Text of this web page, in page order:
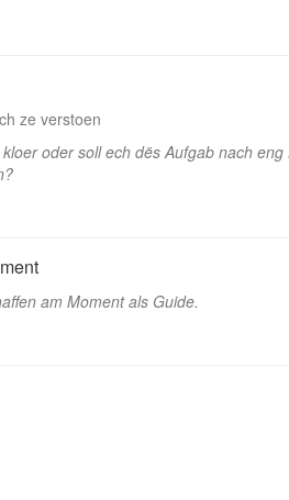
ze verstoen
oder soll ech dës Aufgab nach eng
am Moment als Guide.